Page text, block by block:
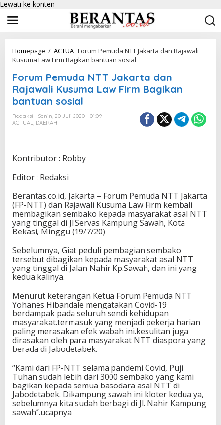
Lewati ke konten
Homepage / ACTUALForum Pemuda NTT Jakarta dan Rajawali
Kusuma Law Firm Bagikan bantuan sosial
Forum Pemuda NTT Jakarta dan
Rajawali Kusuma Law Firm Bagikan
bantuan sosial
Redaksi
Senin, 20 Juli 2020 - 01:09
ACTUAL, DAERAH
Kontributor : Robby
Editor : Redaksi
Berantas.co.id, Jakarta – Forum Pemuda NTT Jakarta
(FP-NTT) dan Rajawali Kusuma Law Firm kembali
membagikan sembako kepada masyarakat asal NTT
yang tinggal di Jl.Servas Kampung Sawah, Kota
Bekasi, Minggu (19/7/20)
Sebelumnya, Giat peduli pembagian sembako
tersebut dibagikan kepada masyarakat asal NTT
yang tinggal di Jalan Nahir Kp.Sawah, dan ini yang
kedua kalinya.
Menurut keterangan Ketua Forum Pemuda NTT
Yohanes Hibandale mengatakan Covid-19
berdampak pada seluruh sendi kehidupan
masyarakat.termasuk yang menjadi pekerja harian
paling merasakan efek wabah ini.kesulitan juga
dirasakan oleh para masyarakat NTT diaspora yang
berada di Jabodetabek.
“Kami dari FP-NTT selama pandemi Covid, Puji
Tuhan sudah lebih dari 3000 sembako yang kami
bagikan kepada semua basodara asal NTT di
Jabodetabek. Dikampung sawah ini kloter kedua ya,
sebelumnya kita sudah berbagi di Jl. Nahir Kampung
sawah”.ucapnya